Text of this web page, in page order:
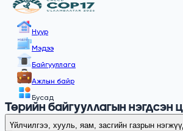
Нүүр
Мэдээ
Байгууллага
Ажлын байр
Бусад
Төрийн байгууллагын нэгдсэн
Үйлчилгээ, хууль, яам, засгийн газрын